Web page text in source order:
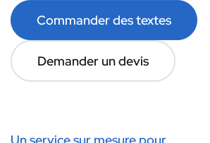
Commander des textes
Demander un devis